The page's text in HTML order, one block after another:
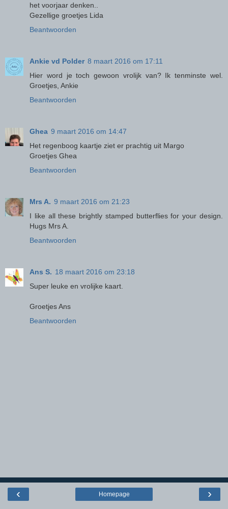
het voorjaar denken..
Gezellige groetjes Lida
Beantwoorden
Ankie vd Polder 8 maart 2016 om 17:11
Hier word je toch gewoon vrolijk van? Ik tenminste wel.
Groetjes, Ankie
Beantwoorden
Ghea 9 maart 2016 om 14:47
Het regenboog kaartje ziet er prachtig uit Margo
Groetjes Ghea
Beantwoorden
Mrs A. 9 maart 2016 om 21:23
I like all these brightly stamped butterflies for your design.
Hugs Mrs A.
Beantwoorden
Ans S. 18 maart 2016 om 23:18
Super leuke en vrolijke kaart.
Groetjes Ans
Beantwoorden
‹ ›
Homepage